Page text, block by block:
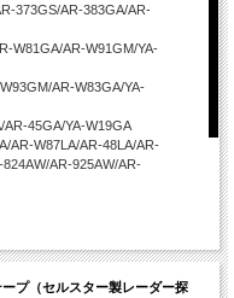
373GS/AR-383GA/AR-
W81GA/AR-W91GM/YA-
AR-W83GA/YA-
45GA/YA-W19GA
AR-W87LA/AR-48LA/AR-
AR-925AW/AR-
プ（セルスター製レーダー探